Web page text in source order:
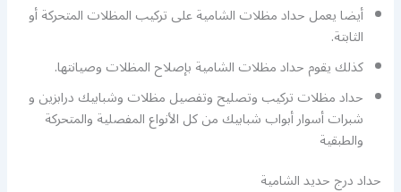
أيضا يعمل حداد مظلات الشامية على تركيب المظلات المتحركة أو
الثابتة.
كذلك يقوم حداد مظلات الشامية بإصلاح المظلات وصيانتها.
حداد مظلات تركيب وتصليح وتفصيل مظلات وشبابيك درابزين و
شبرات أسوار أبواب شبابيك من كل الأنواع المفصلية والمتحركة
والطبقية
حداد درج حديد الشامية